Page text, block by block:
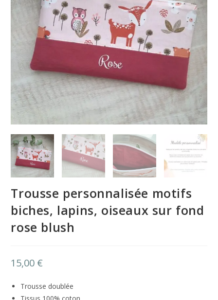
Trousse personnalisée motifs
biches, lapins, oiseaux sur fond
rose blush
15,00 €
Trousse doublée